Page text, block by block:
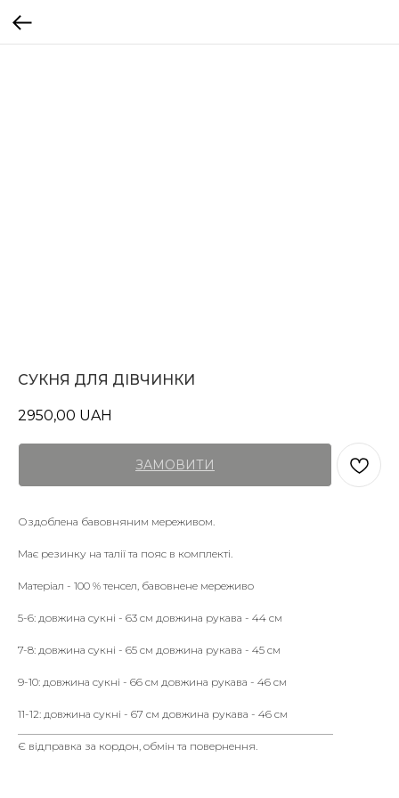
СУКНЯ ДЛЯ ДІВЧИНКИ
2950,00 UAH
ЗАМОВИТИ
Оздоблена бавовняним мереживом.
Має резинку на талії та пояс в комплекті.
Матеріал - 100 % тенсел, бавовнене мереживо
5-6: довжина сукні - 63 см довжина рукава - 44 см
7-8: довжина сукні - 65 см довжина рукава - 45 см
9-10: довжина сукні - 66 см довжина рукава - 46 см
11-12: довжина сукні - 67 см довжина рукава - 46 см
Є відправка за кордон, обмін та повернення.